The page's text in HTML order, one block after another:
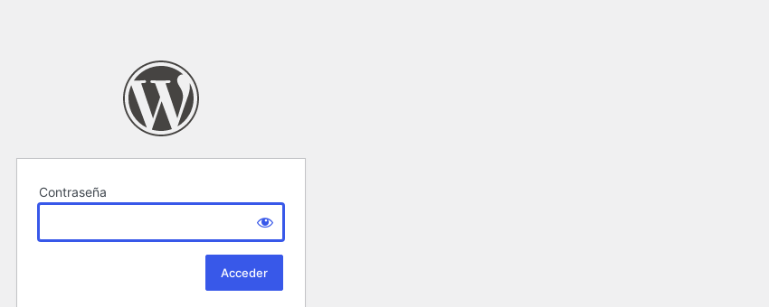
Contraseña